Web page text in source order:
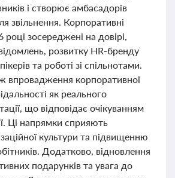
і створює амбасадорів
звільнення. Корпоративні
році зосереджені на довірі,
розвитку HR-бренду
та роботі зі спільнотами.
впровадження корпоративної
як реального
що відповідає очікуванням
Ці напрямки сприяють
культури та підвищенню
Додатково, відновлення
подарунків та увага до